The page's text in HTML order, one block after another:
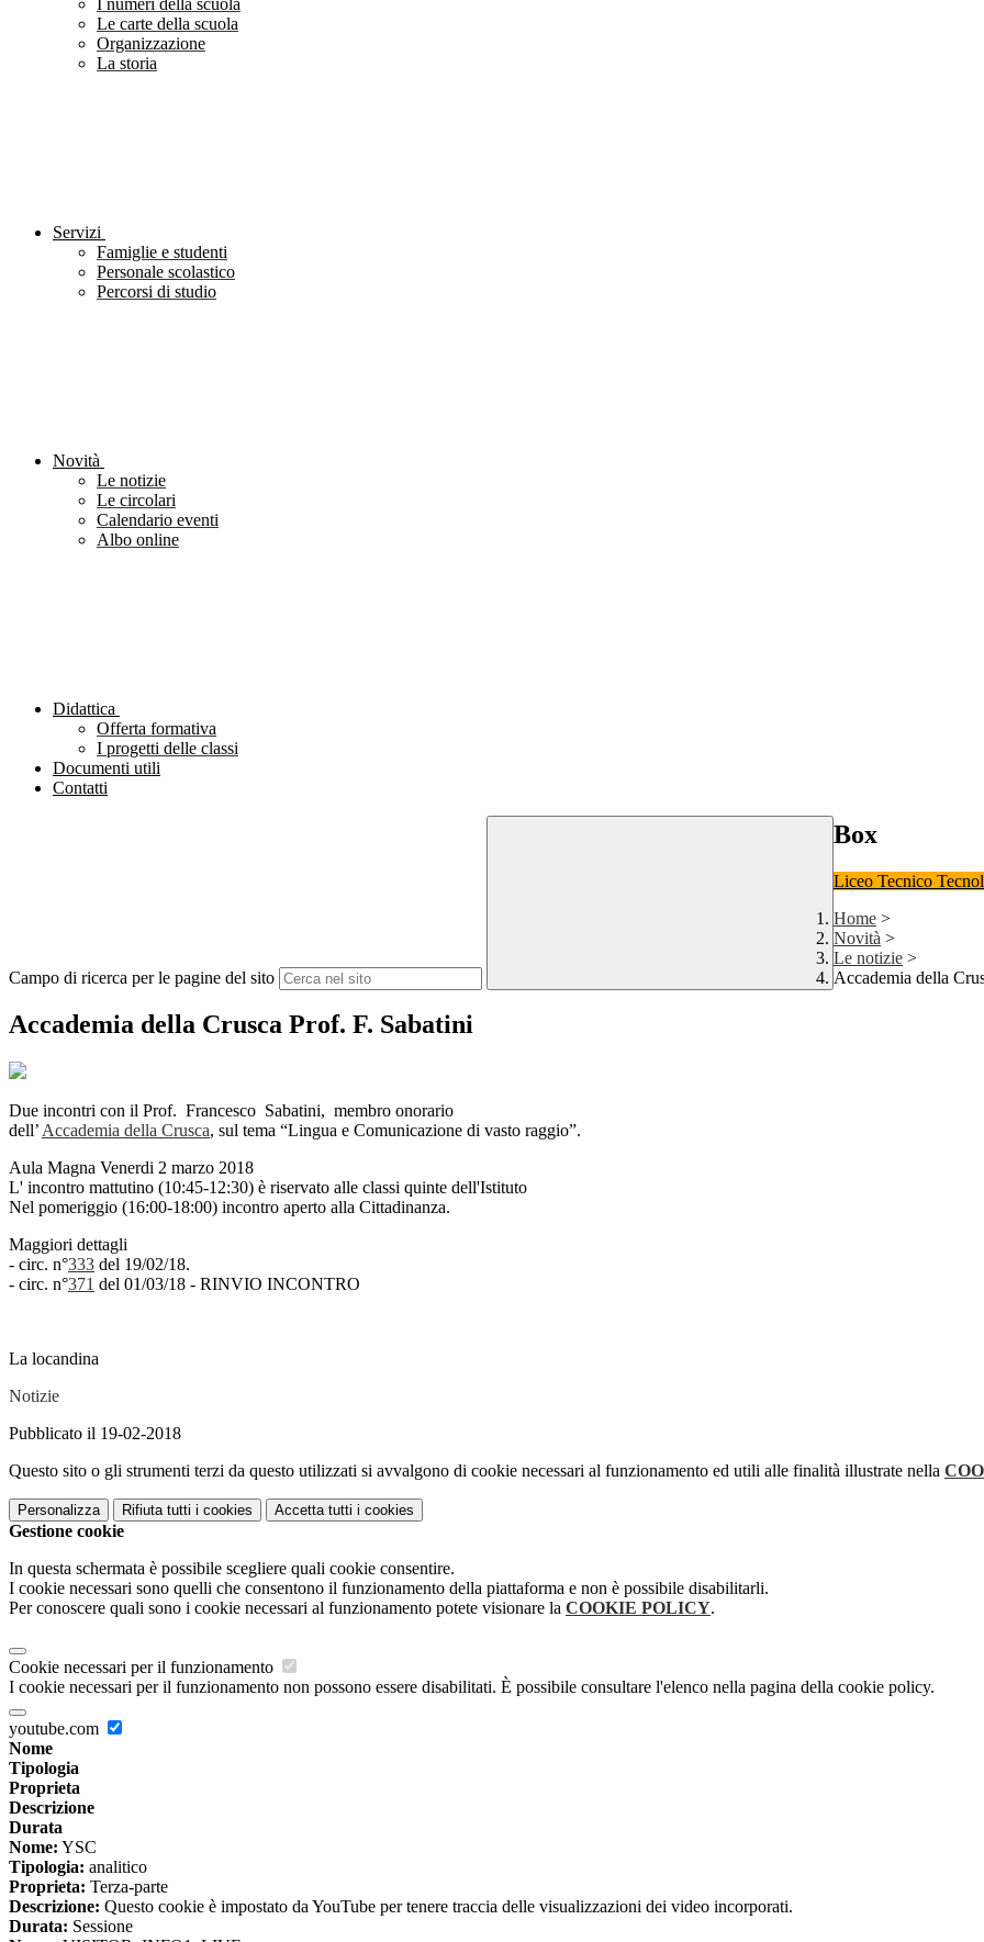
I numeri della scuola
Le carte della scuola
Organizzazione
La storia
Servizi
Famiglie e studenti
Personale scolastico
Percorsi di studio
Novità
Le notizie
Le circolari
Calendario eventi
Albo online
Didattica
Offerta formativa
I progetti delle classi
Documenti utili
Contatti
Campo di ricerca per le pagine del sito
Box
Liceo Tecnico
Home >
Novità >
Le notizie >
Accademia della
Accademia della Crusca Prof. F. Sabatini
Due incontri con il Prof. Francesco Sabatini, membro onorario
dell’ Accademia della Crusca, sul tema “Lingua e Comunicazione di vasto raggio”.
Aula Magna Venerdi 2 marzo 2018
L' incontro mattutino (10:45-12:30) è riservato alle classi quinte dell'Istituto
Nel pomeriggio (16:00-18:00) incontro aperto alla Cittadinanza.
Maggiori dettagli
- circ. n°333 del 19/02/18.
- circ. n°371 del 01/03/18 - RINVIO INCONTRO
La locandina
Notizie
Pubblicato il 19-02-2018
Questo sito o gli strumenti terzi da questo utilizzati si avvalgono di cookie necessari al funzionamento ed utili alle finalità illustrate nella
Personalizza Rifiuta tutti i cookies Accetta tutti i cookies
Gestione cookie
In questa schermata è possibile scegliere quali cookie consentire.
I cookie necessari sono quelli che consentono il funzionamento della piattaforma e non è possibile disabilitarli.
Per conoscere quali sono i cookie necessari al funzionamento potete visionare la COOKIE POLICY.
Cookie necessari per il funzionamento
I cookie necessari per il funzionamento non possono essere disabilitati. È possibile consultare l'elenco nella pagina della cookie policy.
youtube.com
Nome
Tipologia
Proprieta
Descrizione
Durata
Nome: YSC
Tipologia: analitico
Proprieta: Terza-parte
Descrizione: Questo cookie è impostato da YouTube per tenere traccia delle visualizzazioni dei video incorporati.
Durata: Sessione